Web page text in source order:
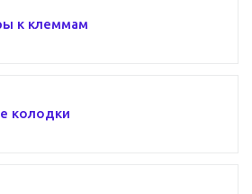
к клеммам
колодки